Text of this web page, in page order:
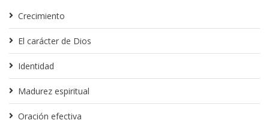
Crecimiento
El carácter de Dios
Identidad
Madurez espiritual
Oración efectiva